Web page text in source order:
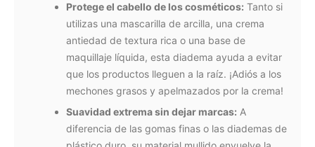
Protege el cabello de los cosméticos: Tanto si
utilizas una mascarilla de arcilla, una crema
antiedad de textura rica o una base de
maquillaje líquida, esta diadema ayuda a evitar
que los productos lleguen a la raíz. ¡Adiós a los
mechones grasos y apelmazados por la crema!
Suavidad extrema sin dejar marcas: A
diferencia de las gomas finas o las diademas de